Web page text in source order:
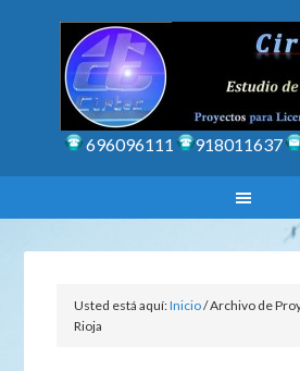
696096111 918011637
Usted está aquí:Inicio/Archivo de
Rioja